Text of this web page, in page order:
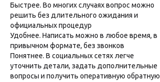
Быстрее. Во многих случаях вопрос можно
решить без длительного ожидания и
официальных процедур
Удобнее. Написать можно в любое время, в
привычном формате, без звонков
Понятнее. В социальных сетях легче
уточнить детали, задать дополнительные
вопросы и получить оперативную обратную